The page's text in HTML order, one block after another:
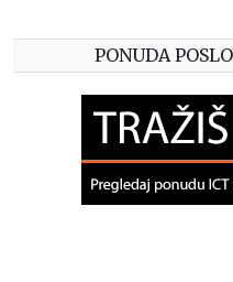
PONUDA